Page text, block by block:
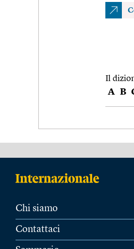
Il
A B
Chi siamo
Contattaci